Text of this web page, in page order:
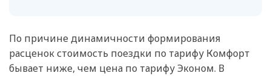
По причине динамичности формирования
расценок стоимость поездки по тарифу Комфорт
бывает ниже, чем цена по тарифу Эконом. В